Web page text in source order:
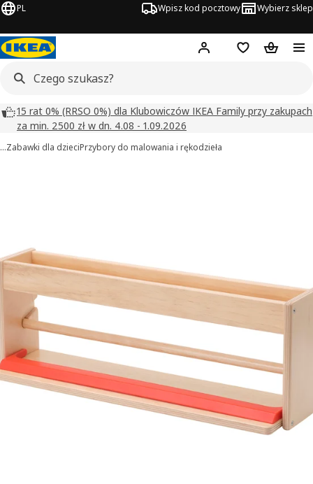
PL Wpisz kod pocztowy Wybierz sklep
Hej! Zaloguj się
Lista zakupowa
Koszyk
15 rat 0% (RRSO 0%) dla Klubowiczów IKEA Family przy zakupach
za min. 2500 zł w dn. 4.08 - 1.09.2026
…Zabawki dla dzieciPrzybory do malowania i rękodzieła